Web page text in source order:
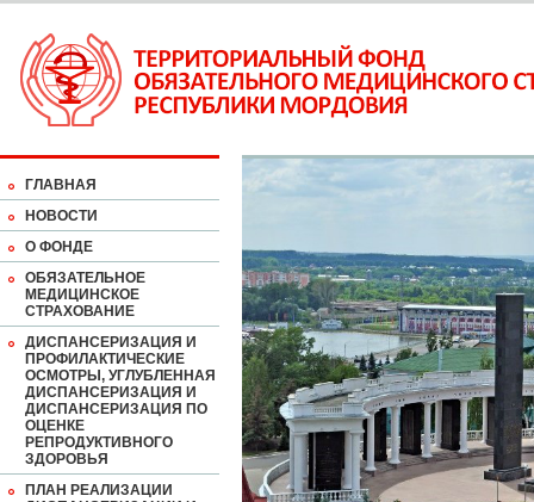
ГЛАВНАЯ
НОВОСТИ
О ФОНДЕ
ОБЯЗАТЕЛЬНОЕ
МЕДИЦИНСКОЕ
СТРАХОВАНИЕ
ДИСПАНСЕРИЗАЦИЯ И
ПРОФИЛАКТИЧЕСКИЕ
ОСМОТРЫ, УГЛУБЛЕННАЯ
ДИСПАНСЕРИЗАЦИЯ И
ДИСПАНСЕРИЗАЦИЯ ПО
ОЦЕНКЕ
РЕПРОДУКТИВНОГО
ЗДОРОВЬЯ
ПЛАН РЕАЛИЗАЦИИ